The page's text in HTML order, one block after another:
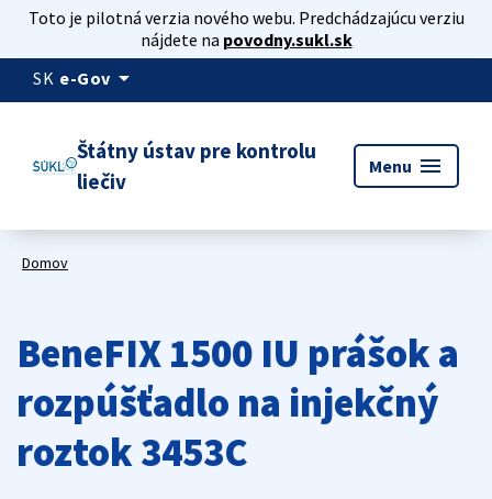
Toto je pilotná verzia nového webu. Predchádzajúcu verziu
nájdete na povodny.sukl.sk
SK e-Gov arrow_drop_down
Štátny ústav pre kontrolu
liečiv
Menu menu
Domov
BeneFIX 1500 IU prášok a
rozpúšťadlo na injekčný
roztok 3453C